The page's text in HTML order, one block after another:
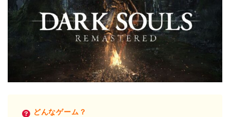
どんなゲーム？